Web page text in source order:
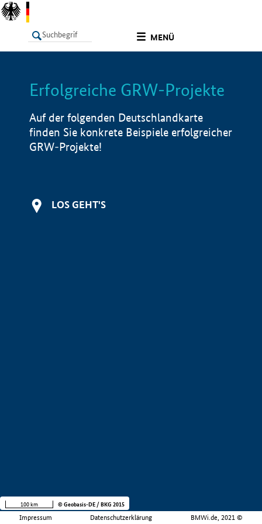
MENÜ
LISTE Info
Erfolgreiche GRW-Projekte
Auf der folgenden Deutschlandkarte
finden Sie konkrete Beispiele erfolgreicher
GRW-Projekte!
LOS GEHT'S
Impressum Datenschutzerklärung BMWi.de, 2021 ©
100 km © Geobasis-DE / BKG 2015